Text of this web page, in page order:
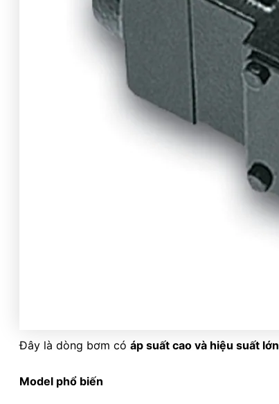
Đây là dòng bơm có áp suất cao và hiệu suất lớn
Model phổ biến